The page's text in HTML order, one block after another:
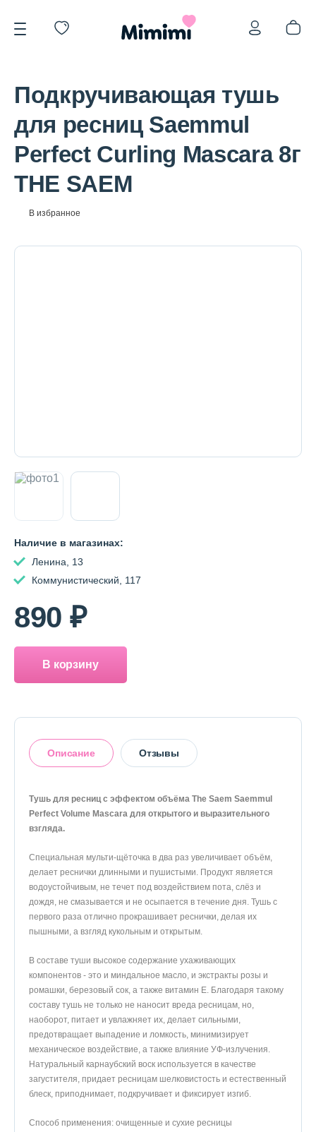
*OVERSTOCK -30%
Уход за лицом
Наборы
Аксессуары
Бытовая химия
Доставка и оплата
Контактная информация
Телефон Whats’APP Telegram
Подкручивающая тушь
для ресниц Saemmul
Perfect Curling Mascara 8г
THE SAEM
В избранное
Наличие в магазинах:
Ленина, 13
Коммунистический, 117
890 ₽
В корзину
Описание Отзывы
Тушь для ресниц с эффектом объёма The Saem Saemmul
Perfect Volume Mascara для открытого и выразительного
взгляда.
Специальная мульти-щёточка в два раз увеличивает объём,
делает реснички длинными и пушистыми. Продукт является
водоустойчивым, не течет под воздействием пота, слёз и
дождя, не смазывается и не осыпается в течение дня. Тушь с
первого раза отлично прокрашивает реснички, делая их
пышными, а взгляд кукольным и открытым.
В составе туши высокое содержание ухаживающих
компонентов - это и миндальное масло, и экстракты розы и
ромашки, березовый сок, а также витамин E. Благодаря такому
составу тушь не только не наносит вреда ресницам, но,
наоборот, питает и увлажняет их, делает сильными,
предотвращает выпадение и ломкость, минимизирует
механическое воздействие, а также влияние УФ-излучения.
Натуральный карнаубский воск используется в качестве
загустителя, придает ресницам шелковистость и естественный
блеск, приподнимает, подкручивает и фиксирует изгиб.
Способ применения: очищенные и сухие ресницы
Оставить отзыв